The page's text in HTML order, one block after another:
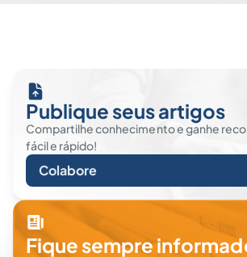
Publique seus artigos
Compartilhe conhecimento e ganhe
fácil e rápido!
Colabore
Fique sempre